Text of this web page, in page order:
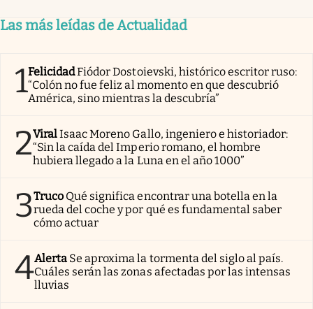
Las más leídas de Actualidad
1FelicidadFiódor Dostoievski, histórico escritor ruso:
“Colón no fue feliz al momento en que descubrió
América, sino mientras la descubría”
2ViralIsaac Moreno Gallo, ingeniero e historiador:
“Sin la caída del Imperio romano, el hombre
hubiera llegado a la Luna en el año 1000”
3Truco Qué significa encontrar una botella en la
rueda del coche y por qué es fundamental saber
cómo actuar
4Alerta Se aproxima la tormenta del siglo al país.
Cuáles serán las zonas afectadas por las intensas
lluvias